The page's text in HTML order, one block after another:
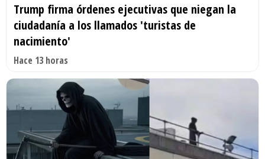
Trump firma órdenes ejecutivas que niegan la
ciudadanía a los llamados 'turistas de
nacimiento'
Hace 13 horas